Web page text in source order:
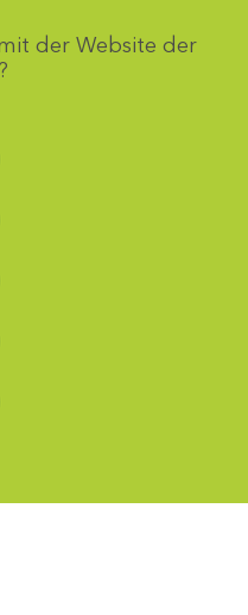
der Website der
auswählen